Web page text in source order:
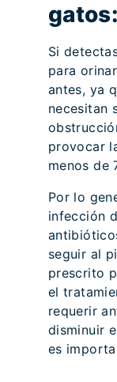
Si
para
antes, ya
necesitan
provocar
menos de
Por lo
infección
seguir al
prescrito
el
requerir
disminuir
es